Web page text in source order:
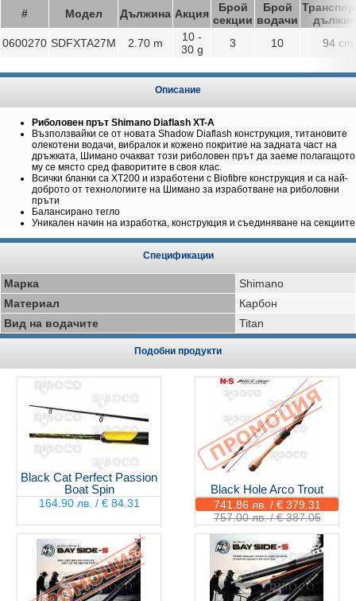
# Модел Дължина Акция
Брой
секции
Брой
водачи
0600270 SDFXTA27M 2.70 m
10 -
30 g
3 10 94 cm
Описание
Риболовен прът Shimano Diaflash XT-A
Възползвайки се от новата Shadow Diaflash конструкция, титановите
олекотени водачи, вибралок и кожено покритие на задната част на
дръжката, Шимано очакват този риболовен прът да заеме полагащото
му се място сред фаворитите в своя клас.
Всички бланки са ХТ200 и изработени с Biofibre конструкция и са най-
доброто от технологиите на Шимано за изработване на риболовни
пръти
Балансирано тегло
Уникален начин на изработка, конструкция и съединяване на секциите
Спецификации
Марка
Shimano
Материал
Карбон
Вид на водачите
Titan
Подобни продукти
Black Cat Perfect Passion
Boat Spin
164.90 лв. / € 84.31
Black Hole Arco Trout
741.86 лв. / € 379.31
757.00 лв. / € 387.05